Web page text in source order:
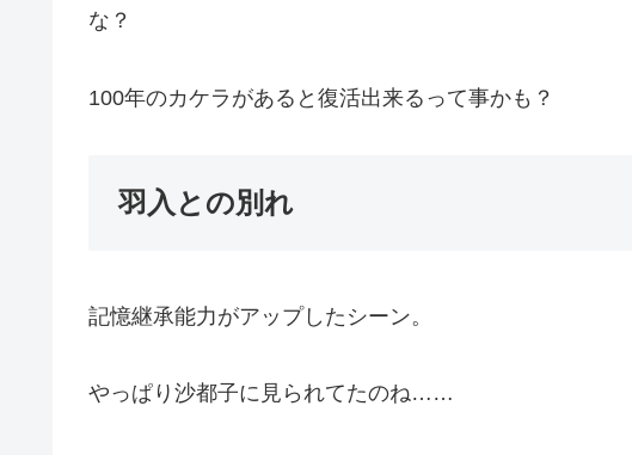
な？
100年のカケラがあると復活出来るって事かも？
羽入との別れ
記憶継承能力がアップしたシーン。
やっぱり沙都子に見られてたのね……